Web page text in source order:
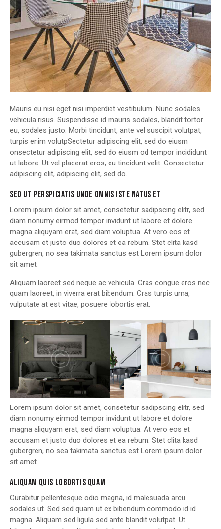
Mauris eu nisi eget nisi imperdiet vestibulum. Nunc sodales
vehicula risus. Suspendisse id mauris sodales, blandit tortor
eu, sodales justo. Morbi tincidunt, ante vel suscipit volutpat,
turpis enim volutpSectetur adipiscing elit, sed do eiusm
onsectetur adipiscing elit, sed do eiusm od tempor incididunt
ut labore. Ut vel placerat eros, eu tincidunt velit. Consectetur
adipiscing elit, adipiscing elit, sed do.
SED UT PERSPICIATIS UNDE OMNIS ISTE NATUS ET
Lorem ipsum dolor sit amet, consetetur sadipscing elitr, sed
diam nonumy eirmod tempor invidunt ut labore et dolore
magna aliquyam erat, sed diam voluptua. At vero eos et
accusam et justo duo dolores et ea rebum. Stet clita kasd
gubergren, no sea takimata sanctus est Lorem ipsum dolor
sit amet.
Aliquam laoreet sed neque ac vehicula. Cras congue eros nec
quam laoreet, in viverra erat bibendum. Cras turpis urna,
vulputate at est vitae, posuere lobortis erat.
Lorem ipsum dolor sit amet, consetetur sadipscing elitr, sed
diam nonumy eirmod tempor invidunt ut labore et dolore
magna aliquyam erat, sed diam voluptua. At vero eos et
accusam et justo duo dolores et ea rebum. Stet clita kasd
gubergren, no sea takimata sanctus est Lorem ipsum dolor
sit amet.
ALIQUAM QUIS LOBORTIS QUAM
Curabitur pellentesque odio magna, id malesuada arcu
sodales ut. Sed sed quam ut ex bibendum commodo id id
magna. Aliquam sed ligula sed ante blandit volutpat. Ut